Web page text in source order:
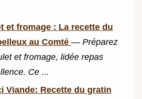
et fromage : La recette du
au Comté — Préparez
et fromage, lidée repas
Ce ...
Viande: Recette du gratin